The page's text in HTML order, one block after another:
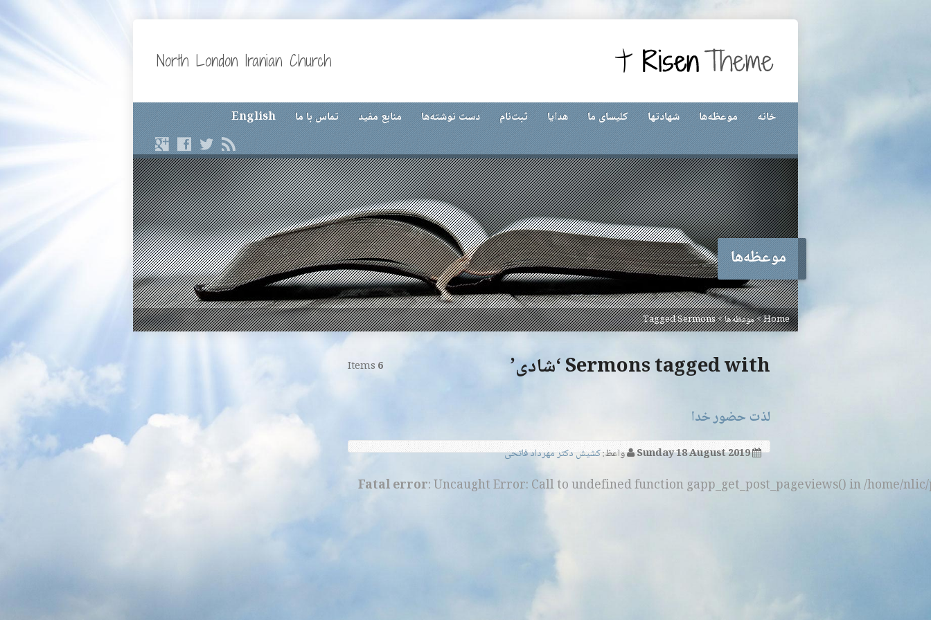
North London Iranian Church
خانه موعظه‌ها شهادتها کلیسای ما هدایا ثبت‌نام دست نوشته‌ها منابع مفید تماس با ما English
موعظه‌ها
Home
>موعظه‌ها>
Tagged Sermons
Sermons tagged with ‘شادی’ 6
لذت حضور خدا
Sunday 18 August 2019 واعظ:کشیش دکتر مهرداد فاتحی
Fatal error: Uncaught Error: Call to undefined function gapp_get_post_pageviews() in /